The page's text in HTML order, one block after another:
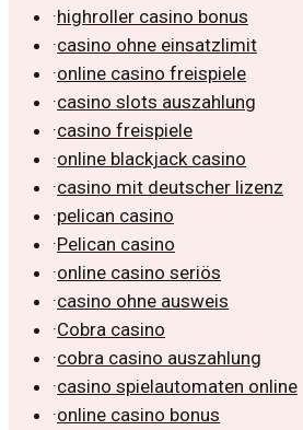
·highroller casino bonus
·casino ohne einsatzlimit
·online casino freispiele
·casino slots auszahlung
·casino freispiele
·online blackjack casino
·casino mit deutscher lizenz
·pelican casino
·Pelican casino
·online casino seriös
·casino ohne ausweis
·Cobra casino
·cobra casino auszahlung
·casino spielautomaten online
·online casino bonus